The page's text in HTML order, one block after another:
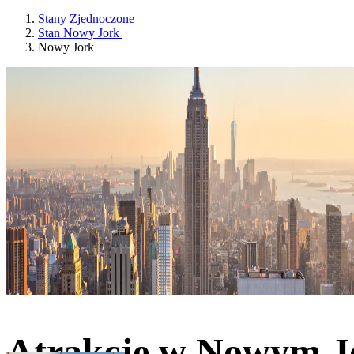
Stany Zjednoczone
Stan Nowy Jork
Nowy Jork